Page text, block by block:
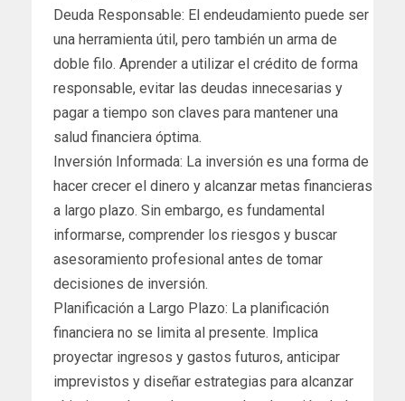
Deuda Responsable: El endeudamiento puede ser
una herramienta útil, pero también un arma de
doble filo. Aprender a utilizar el crédito de forma
responsable, evitar las deudas innecesarias y
pagar a tiempo son claves para mantener una
salud financiera óptima.
Inversión Informada: La inversión es una forma de
hacer crecer el dinero y alcanzar metas financieras
a largo plazo. Sin embargo, es fundamental
informarse, comprender los riesgos y buscar
asesoramiento profesional antes de tomar
decisiones de inversión.
Planificación a Largo Plazo: La planificación
financiera no se limita al presente. Implica
proyectar ingresos y gastos futuros, anticipar
imprevistos y diseñar estrategias para alcanzar